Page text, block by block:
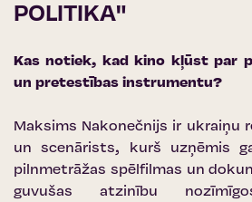
POLITIKA"
Kas notiek, kad kino kļūst par
un pretestības instrumentu?
Maksims Nakonečnijs ir ukraiņu
un scenārists, kurš uzņēmis
pilnmetrāžas spēlfilmas un
guvušas atzinību